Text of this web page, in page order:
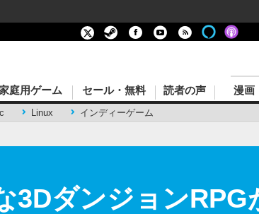
Linux インディーゲーム
庭用ゲーム セール・無料 読者の声 漫画
3Dダンジョン